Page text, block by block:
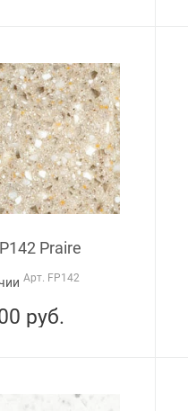
Praire
Арт. FP142
руб.